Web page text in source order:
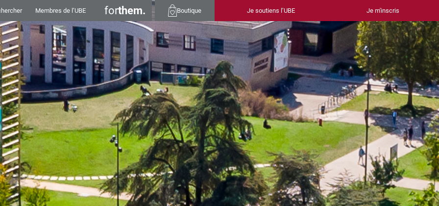
Membres de l’UBE forthem. Boutique Je soutiens l’UBE Je m'inscris